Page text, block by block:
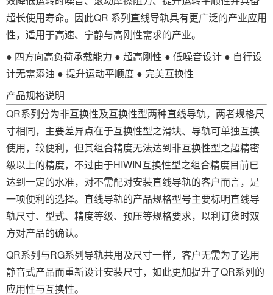
超长使用寿命。因此QR 系列直线导轨具有更广泛的产业应用
性，适用于高速、宁静与高刚性需求的产业。
● 四方向高负荷承载能力 ● 超高刚性 ● 低噪音设计 ● 自行设
计无需添油 ● 提升运动平顺度 ● 完美互换性
产品规格说明
QR系列分为非互换性及互换性型两种直线导轨，两者规格尺
寸相同，主要差异点在于互换性型之滑块、导轨可单独互换
使用，较便利，但其组合精度无法达到非互换性型之超精密
级以上的精度，不过由于HIWIN互换性型之组合精度目前已
达到一定的水准，对不需配对安装直线导轨的客户而言，是
一项便利的选择。直线导轨的产品规格型号主要标明直线导
轨尺寸、型式、精度等级、预压等规格要求，以利订货时双
方对产品的确认。
QR系列与RG系列导轨共用及尺寸一样，客户无需为了选用
静音式产品而重新设计安装尺寸，如此更加提升了QR系列的
应用性与互换性。